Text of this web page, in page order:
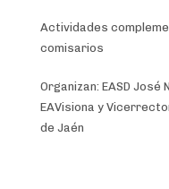
Actividades
comisarios
Organizan: EASD José
EAVisiona y
de Jaén